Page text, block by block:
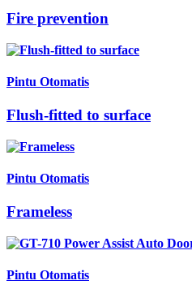
Fire prevention
Pintu Otomatis
Flush-fitted to surface
Pintu Otomatis
Frameless
Pintu Otomatis